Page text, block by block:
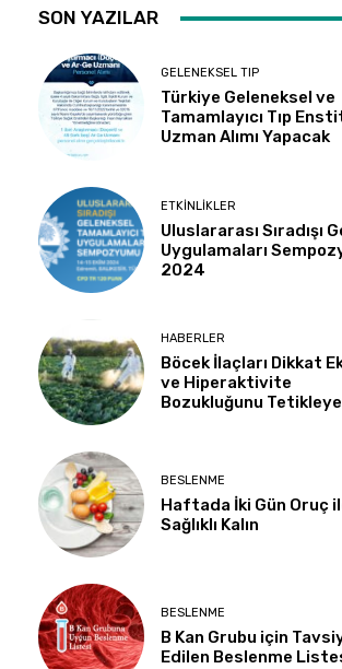
SON YAZILAR
GELENEKSEL TIP
Türkiye Geleneksel ve
Tamamlayıcı Tıp
Uzman Alımı Yapacak
ETKINLIKLER
Uluslararası Sıradışı
Uygulamaları
2024
HABERLER
Böcek İlaçları Dikkat
ve Hiperaktivite
Bozukluğunu
BESLENME
Haftada İki Gün Oruç
Sağlıklı Kalın
BESLENME
B Kan Grubu için
Edilen Beslenme